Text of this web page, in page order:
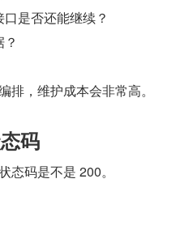
是否还能继续？
排，维护成本会非常高。
码
态码是不是 200。